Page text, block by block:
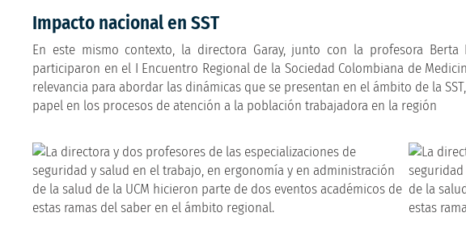
Impacto nacional en SST
En este mismo contexto, la directora Garay, junto con la profesora Berta
participaron en el I Encuentro Regional de la Sociedad Colombiana de
relevancia para abordar las dinámicas que se presentan en el ámbito de la
papel en los procesos de atención a la población trabajadora en la región